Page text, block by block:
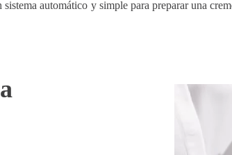
automático y simple para preparar una